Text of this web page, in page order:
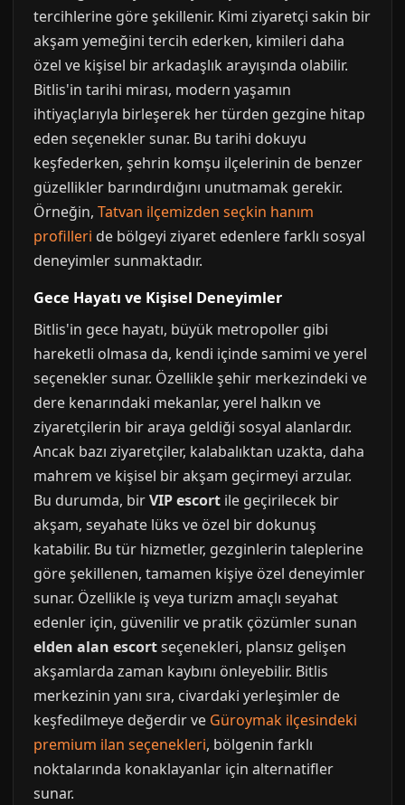
tercihlerine göre şekillenir. Kimi ziyaretçi sakin bir
akşam yemeğini tercih ederken, kimileri daha
özel ve kişisel bir arkadaşlık arayışında olabilir.
Bitlis'in tarihi mirası, modern yaşamın
ihtiyaçlarıyla birleşerek her türden gezgine hitap
eden seçenekler sunar. Bu tarihi dokuyu
keşfederken, şehrin komşu ilçelerinin de benzer
güzellikler barındırdığını unutmamak gerekir.
Örneğin, Tatvan ilçemizden seçkin hanım
profilleri de bölgeyi ziyaret edenlere farklı sosyal
deneyimler sunmaktadır.
Gece Hayatı ve Kişisel Deneyimler
Bitlis'in gece hayatı, büyük metropoller gibi
hareketli olmasa da, kendi içinde samimi ve yerel
seçenekler sunar. Özellikle şehir merkezindeki ve
dere kenarındaki mekanlar, yerel halkın ve
ziyaretçilerin bir araya geldiği sosyal alanlardır.
Ancak bazı ziyaretçiler, kalabalıktan uzakta, daha
mahrem ve kişisel bir akşam geçirmeyi arzular.
Bu durumda, birVIP escort ile geçirilecek bir
akşam, seyahate lüks ve özel bir dokunuş
katabilir. Bu tür hizmetler, gezginlerin taleplerine
göre şekillenen, tamamen kişiye özel deneyimler
sunar. Özellikle iş veya turizm amaçlı seyahat
edenler için, güvenilir ve pratik çözümler sunan
elden alan escortseçenekleri, plansız gelişen
akşamlarda zaman kaybını önleyebilir. Bitlis
merkezinin yanı sıra, civardaki yerleşimler de
keşfedilmeye değerdir ve Güroymak ilçesindeki
premium ilan seçenekleri, bölgenin farklı
noktalarında konaklayanlar için alternatifler
sunar.